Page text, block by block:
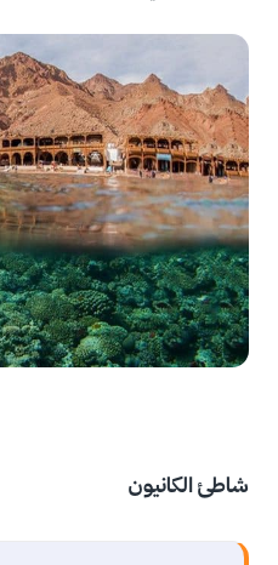
شاطئ الكانيون